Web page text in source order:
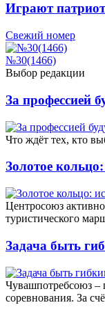
Играют
Свежий номер
№30(1466)
Выбор редакции
За профессией
Что ждёт тех, кто
Золотое
Центросоюз
туристического
Задача быть
Чувашпотребсоюз –
соревнования. За